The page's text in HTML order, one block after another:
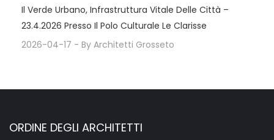
Il Verde Urbano, Infrastruttura Vitale Delle Città –
23.4.2026 Presso Il Polo Culturale Le Clarisse
2026-04-17 - By Architetti Grosseto
ORDINE DEGLI ARCHITETTI